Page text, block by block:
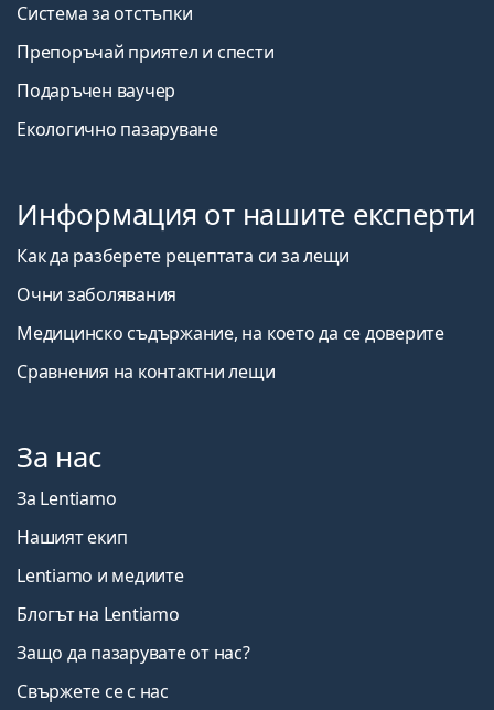
Система за отстъпки
Препоръчай приятел и спести
Подаръчен ваучер
Екологично пазаруване
Информация от нашите експерти
Как да разберете рецептата си за лещи
Очни заболявания
Медицинско съдържание, на което да се доверите
Сравнения на контактни лещи
За нас
За Lentiamo
Нашият екип
Lentiamo и медиите
Блогът на Lentiamo
Защо да пазарувате от нас?
Свържете се с нас